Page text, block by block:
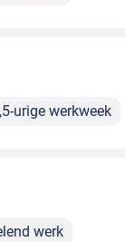
urige werkweek
werk